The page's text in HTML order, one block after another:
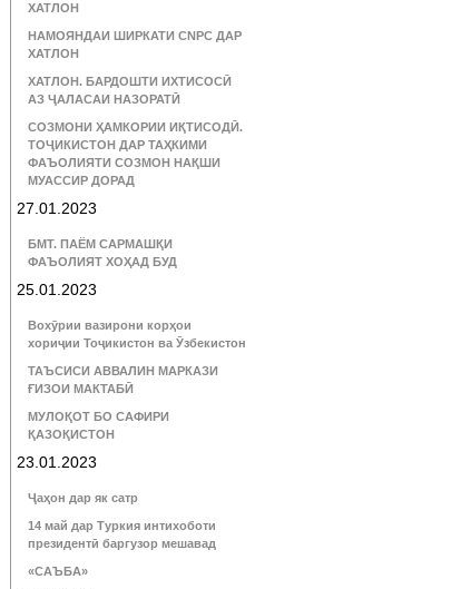
ХАТЛОН
НАМОЯНДАИ ШИРКАТИ CNPC ДАР
ХАТЛОН
ХАТЛОН. БАРДОШТИ ИХТИСОСӢ
АЗ ҶАЛАСАИ НАЗОРАТӢ
СОЗМОНИ ҲАМКОРИИ ИҚТИСОДӢ.
ТОҶИКИСТОН ДАР ТАҲКИМИ
ФАЪОЛИЯТИ СОЗМОН НАҚШИ
МУАССИР ДОРАД
27.01.2023
БМТ. ПАЁМ САРМАШҚИ
ФАЪОЛИЯТ ХОҲАД БУД
25.01.2023
Вохӯрии вазирони корҳои
хориҷии Тоҷикистон ва Ӯзбекистон
ТАЪСИСИ АВВАЛИН МАРКАЗИ
ҒИЗОИ МАКТАБӢ
МУЛОҚОТ БО САФИРИ
ҚАЗОҚИСТОН
23.01.2023
Ҷаҳон дар як сатр
14 май дар Туркия интихоботи
президентӣ баргузор мешавад
«САЪБА»